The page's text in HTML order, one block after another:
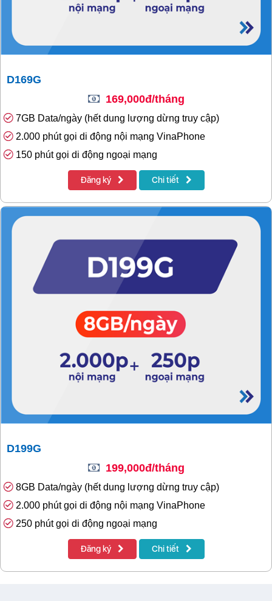
D169G
169,000đ/tháng
7GB Data/ngày (hết dung lượng dừng truy cập)
2.000 phút gọi di động nội mạng VinaPhone
150 phút gọi di động ngoại mạng
Đăng ký Chi tiết
D199G
199,000đ/tháng
8GB Data/ngày (hết dung lượng dừng truy cập)
2.000 phút gọi di động nội mạng VinaPhone
250 phút gọi di động ngoại mạng
Đăng ký Chi tiết